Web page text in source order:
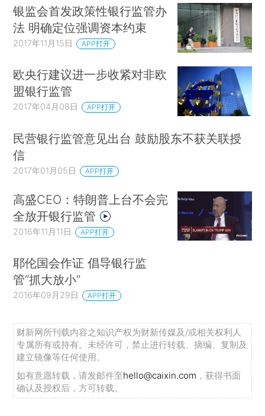
银监会首发政策性银行监管办
法 明确定位强调资本约束
2017年11月15日 APP打开
欧央行建议进一步收紧对非欧
盟银行监管
2017年04月08日 APP打开
民营银行监管意见出台 鼓励股东不获关联授
信
2017年01月05日 APP打开
高盛CEO：特朗普上台不会完
全放开银行监管
2016年11月11日 APP打开
耶伦国会作证 倡导银行监
管“抓大放小”
2016年09月29日 APP打开
财新网所刊载内容之知识产权为财新传媒及/或相关权利人
专属所有或持有。未经许可，禁止进行转载、摘编、复制及
建立镜像等任何使用。
如有意愿转载，请发邮件至hello@caixin.com ，获得书面
确认及授权后，方可转载。